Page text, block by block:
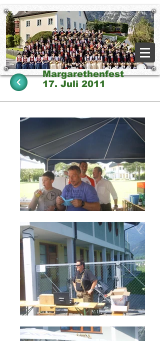
Margarethenfest
17. Juli 2011